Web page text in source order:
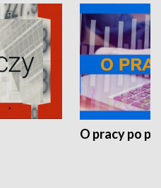
O pracy po